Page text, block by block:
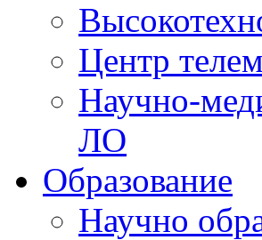
Центр
Научно-
ЛО
Образование
Научно